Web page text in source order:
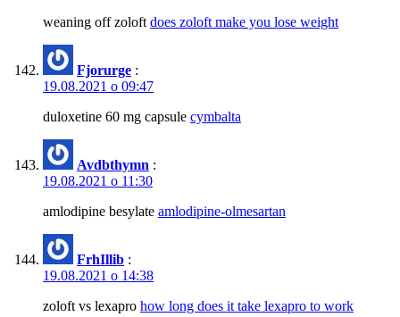
weaning off zoloft does zoloft make you lose weight
Fjorurge :
19.08.2021 о 09:47
duloxetine 60 mg capsule cymbalta
Avdbthymn :
19.08.2021 о 11:30
amlodipine besylate amlodipine-olmesartan
FrhIllib :
19.08.2021 о 14:38
zoloft vs lexapro how long does it take lexapro to work